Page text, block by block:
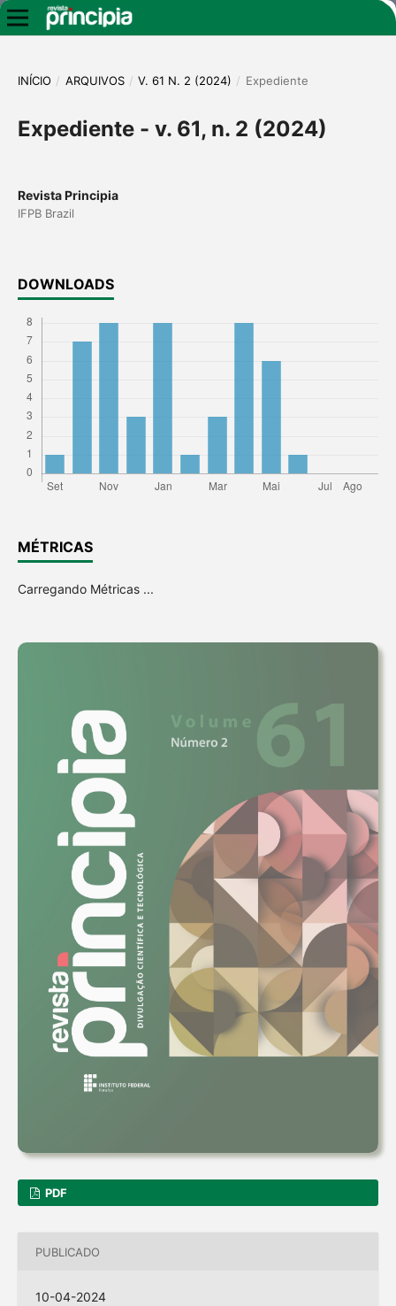
INÍCIO / ARQUIVOS / V. 61 N. 2 (2024) / Expediente
Expediente - v. 61, n. 2 (2024)
Revista Principia
IFPB Brazil
DOWNLOADS
MÉTRICAS
Carregando Métricas ...
PDF
PUBLICADO
10-04-2024